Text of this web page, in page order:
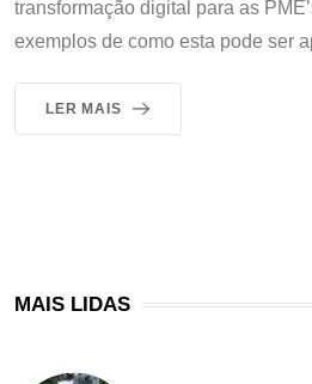
transformação digital para as
exemplos de como esta pode ser
LER MAIS
MAIS LIDAS